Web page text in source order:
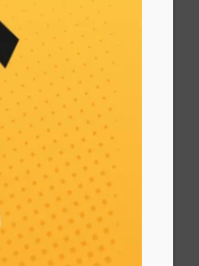
pour les fortes pentes.
mm